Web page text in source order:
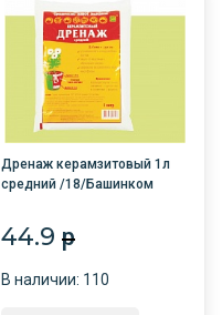
Дренаж керамзитовый 1л
средний /18/Башинком
44.9p
В наличии: 110